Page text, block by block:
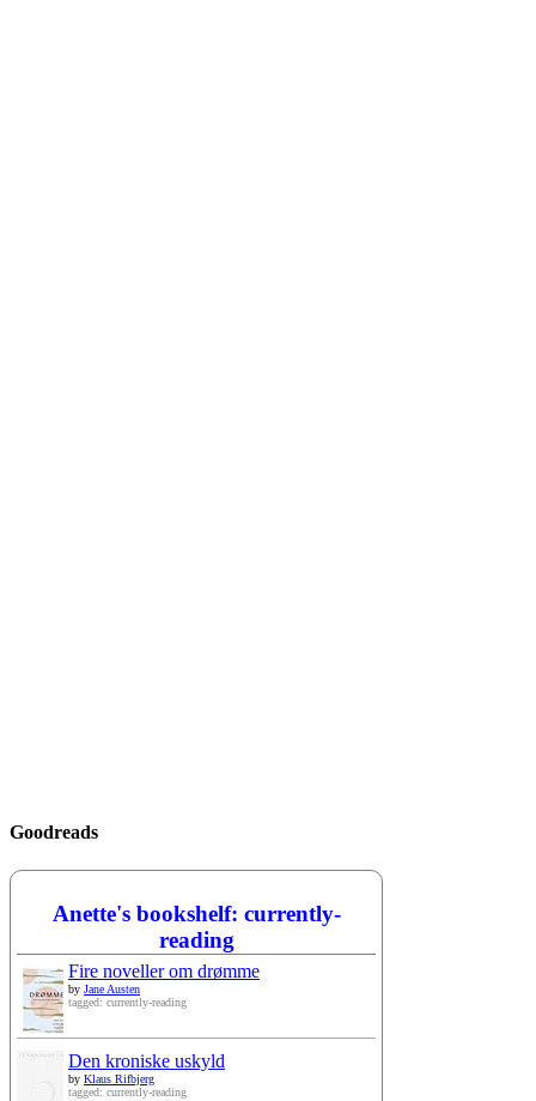
Goodreads
Anette's bookshelf: currently-
reading
Fire noveller om drømme
by Jane Austen
tagged: currently-reading
Den kroniske uskyld
by Klaus Rifbjerg
tagged: currently-reading